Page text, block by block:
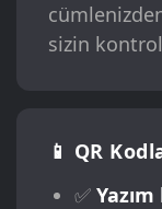
sizin
📱 QR
✅